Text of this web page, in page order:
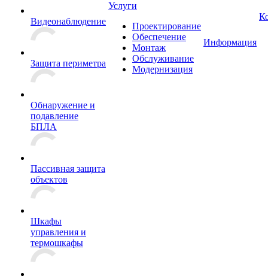
Видеонаблюдение
Защита периметра
Обнаружение и
подавление
БПЛА
Пассивная защита
объектов
Шкафы
управления и
термошкафы
Услуги
Проектирование
Обеспечение
Монтаж
Обслуживание
Модернизация
Информация